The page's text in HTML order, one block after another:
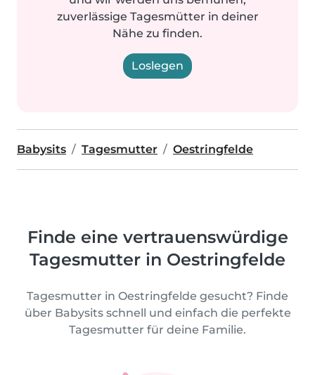
zuverlässige Tagesmütter in deiner
Nähe zu finden.
Loslegen
Babysits Tagesmutter Oestringfelde
Finde eine vertrauenswürdige
Tagesmutter in Oestringfelde
Tagesmutter in Oestringfelde gesucht? Finde
über Babysits schnell und einfach die perfekte
Tagesmutter für deine Familie.